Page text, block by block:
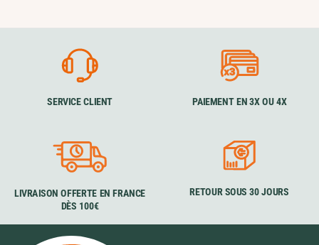
SERVICE CLIENT PAIEMENT EN 3X OU 4X
LIVRAISON OFFERTE EN FRANCE
DÈS 100€
RETOUR SOUS 30 JOURS